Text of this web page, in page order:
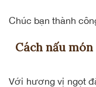
Chúc bạn thành
Cách nấu
Với hương vị ngọt